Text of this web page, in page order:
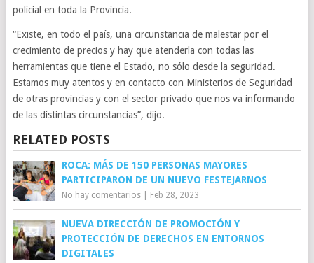
policial en toda la Provincia.
“Existe, en todo el país, una circunstancia de malestar por el
crecimiento de precios y hay que atenderla con todas las
herramientas que tiene el Estado, no sólo desde la seguridad.
Estamos muy atentos y en contacto con Ministerios de Seguridad
de otras provincias y con el sector privado que nos va informando
de las distintas circunstancias”, dijo.
RELATED POSTS
ROCA: MÁS DE 150 PERSONAS MAYORES
PARTICIPARON DE UN NUEVO FESTEJARNOS
No hay comentarios| Feb 28, 2023
NUEVA DIRECCIÓN DE PROMOCIÓN Y
PROTECCIÓN DE DERECHOS EN ENTORNOS
DIGITALES